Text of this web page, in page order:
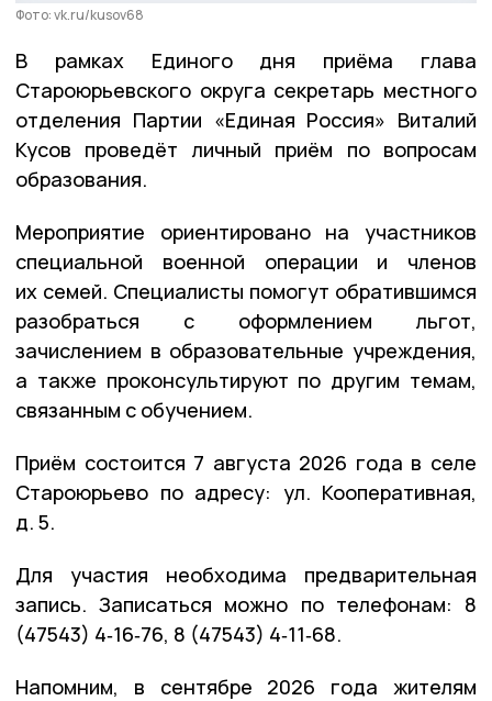
Фото: vk.ru/kusov68
В рамках Единого дня приёма глава
Староюрьевского округа секретарь местного
отделения Партии «Единая Россия» Виталий
Кусов проведёт личный приём по вопросам
образования.
Мероприятие ориентировано на участников
специальной военной операции и членов
их семей. Специалисты помогут обратившимся
разобраться с оформлением льгот,
зачислением в образовательные учреждения,
а также проконсультируют по другим темам,
связанным с обучением.
Приём состоится 7 августа 2026 года в селе
Староюрьево по адресу: ул. Кооперативная,
д. 5.
Для участия необходима предварительная
запись. Записаться можно по телефонам: 8
(47543) 4‑16‑76, 8 (47543) 4‑11‑68.
Напомним, в сентябре 2026 года жителям